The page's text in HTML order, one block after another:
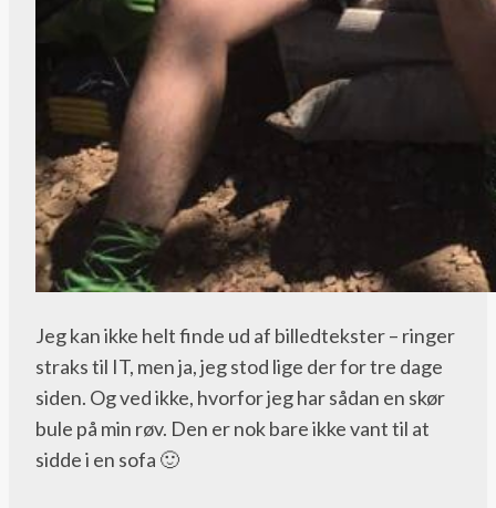
Jeg kan ikke helt finde ud af billedtekster – ringer
straks til IT, men ja, jeg stod lige der for tre dage
siden. Og ved ikke, hvorfor jeg har sådan en skør
bule på min røv. Den er nok bare ikke vant til at
sidde i en sofa 🙂